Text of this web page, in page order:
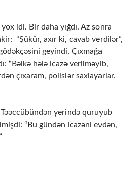
idi. Bir daha yığdı. Az sonra
“Şükür, axır ki, cavab verdilər”,
geyindi. Çıxmağa
“Bəlkə hələ icazə verilməyib,
çıxaram, polislər saxlayarlar.
yerində quruyub
“Bu gündən icazəni evdən,